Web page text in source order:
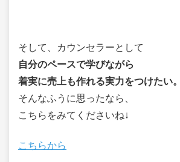
そして、カウンセラーとして
自分のペースで学びながら
着実に売上も作れる実力をつけたい。
そんなふうに思ったなら、
こちらをみてくださいね↓
こちらから